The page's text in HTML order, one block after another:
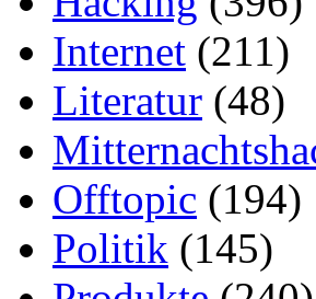
Internet (211)
Literatur (48)
Offtopic (194)
Politik (145)